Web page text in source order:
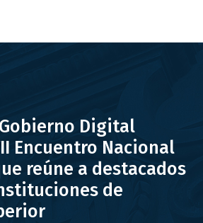
Digital
Encuentro Nacional
reúne a destacados
de